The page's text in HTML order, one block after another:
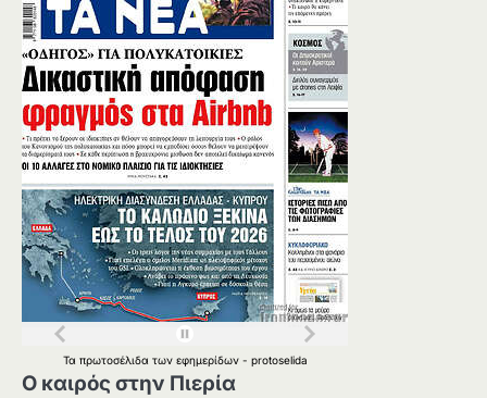
Τα πρωτοσέλιδα των εφημερίδων - protoselida
Ο καιρός στην Πιερία